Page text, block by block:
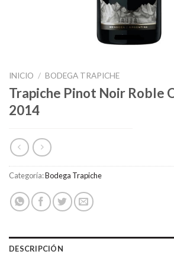
INICIO / BODEGA TRAPICHE
Trapiche Pinot Noir Roble
2014
Categoría:Bodega Trapiche
DESCRIPCIÓN